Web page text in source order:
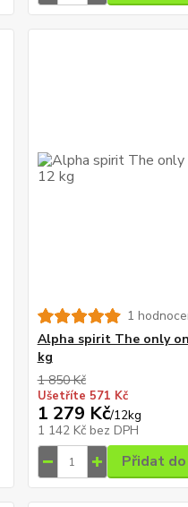
1
Alpha spirit The only
kg
1 850 Kč
Ušetříte 571 Kč
1 279 Kč/12kg
1 142 Kč bez DPH
Přidat